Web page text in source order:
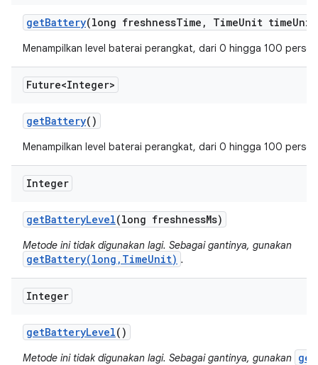
getBattery(long freshnessTime , TimeUnit time
Menampilkan level baterai perangkat, dari 0 hingga 100
Future<Integer>
getBattery()
Menampilkan level baterai perangkat, dari 0 hingga 100
Integer
getBatteryLevel(long freshnessMs)
Metode ini tidak digunakan lagi. Sebagai gantinya, gunakan
getBattery(long,TimeUnit) .
Integer
getBatteryLevel()
Metode ini tidak digunakan lagi. Sebagai gantinya, gunakan